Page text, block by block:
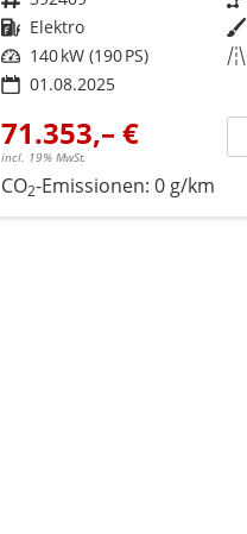
Kraftstoff Elektro Außenfarbe
Leistung 140 kW (190 PS) Kilometerstand
01.08.2025
71.353,– €
incl. 19% MwSt.
CO2-Emissionen: 0 g/km